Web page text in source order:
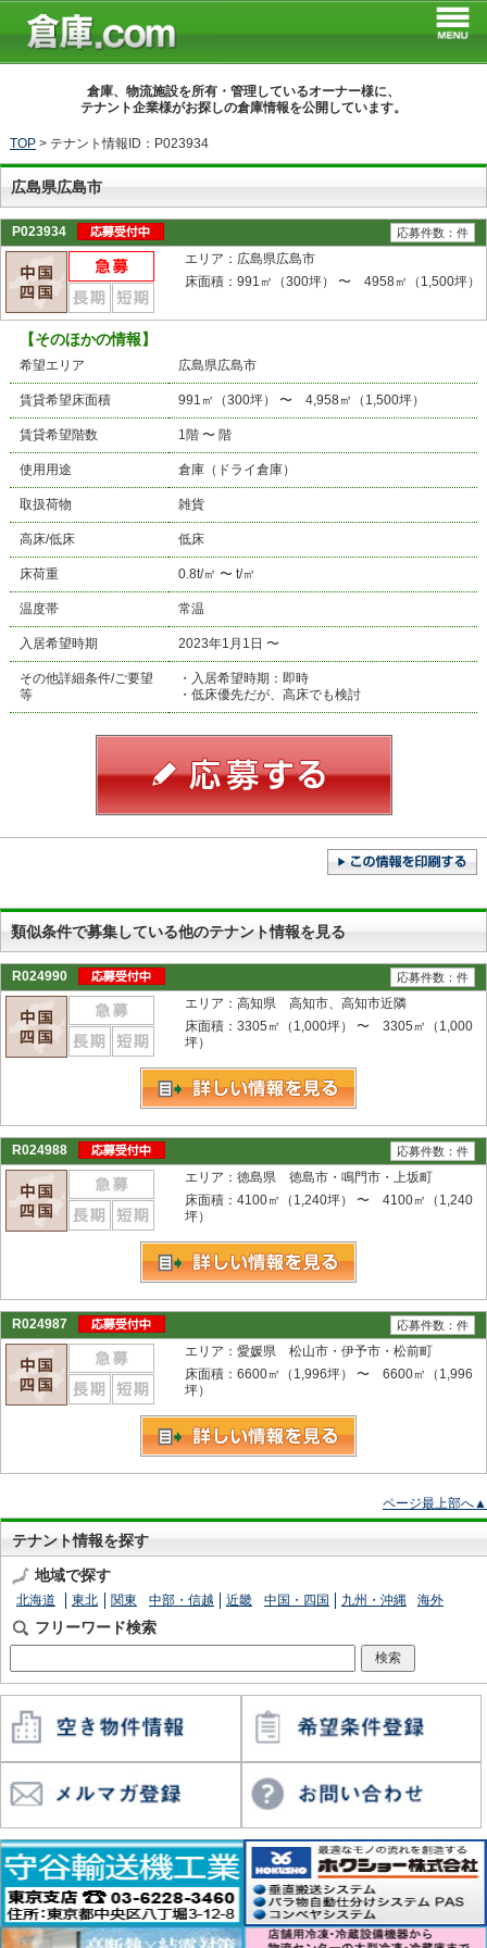
倉庫、物流施設を所有・管理しているオーナー様に、
テナント企業様がお探しの倉庫情報を公開しています。
TOP> テナント情報ID：P023934
広島県広島市
P023934 応募件数：件
エリア：広島県広島市
床面積：991㎡（300坪） 〜 4958㎡（1,500坪）
【そのほかの情報】
希望エリア 広島県広島市
賃貸希望床面積 991㎡（300坪） 〜 4,958㎡（1,500坪）
賃貸希望階数 1階 〜 階
使用用途 倉庫（ドライ倉庫）
取扱荷物 雑貨
高床/低床 低床
床荷重 0.8t/㎡ 〜 t/㎡
温度帯 常温
入居希望時期 2023年1月1日 〜
その他詳細条件/ご要望
等
・入居希望時期：即時
・低床優先だが、高床でも検討
類似条件で募集している他のテナント情報を見る
R024990 応募件数：件
エリア：高知県 高知市、高知市近隣
床面積：3305㎡（1,000坪） 〜 3305㎡（1,000
坪）
R024988 応募件数：件
エリア：徳島県 徳島市・鳴門市・上坂町
床面積：4100㎡（1,240坪） 〜 4100㎡（1,240
坪）
R024987 応募件数：件
エリア：愛媛県 松山市・伊予市・松前町
床面積：6600㎡（1,996坪） 〜 6600㎡（1,996
坪）
ページ最上部へ▲
テナント情報を探す
地域で探す
北海道 東北 関東 中部・信越 近畿 中国・四国 九州・沖縄 海外
フリーワード検索